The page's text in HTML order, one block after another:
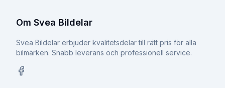
Om Svea Bildelar
Svea Bildelar erbjuder kvalitetsdelar till rätt pris för alla
bilmärken. Snabb leverans och professionell service.